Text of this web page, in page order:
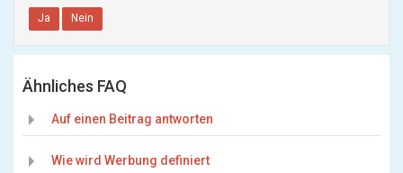
Ja Nein
Ähnliches FAQ
Auf einen Beitrag antworten
Wie wird Werbung definiert